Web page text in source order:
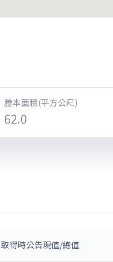
謄本面積(平方公尺)
62.0
取得時公告現值/總值